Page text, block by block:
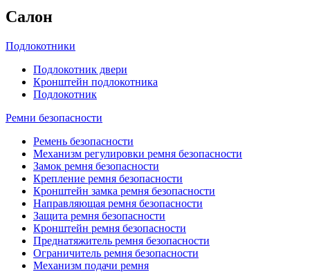
Салон
Подлокотники
Подлокотник двери
Кронштейн подлокотника
Подлокотник
Ремни безопасности
Ремень безопасности
Механизм регулировки ремня безопасности
Замок ремня безопасности
Крепление ремня безопасности
Кронштейн замка ремня безопасности
Направляющая ремня безопасности
Защита ремня безопасности
Кронштейн ремня безопасности
Преднатяжитель ремня безопасности
Ограничитель ремня безопасности
Механизм подачи ремня